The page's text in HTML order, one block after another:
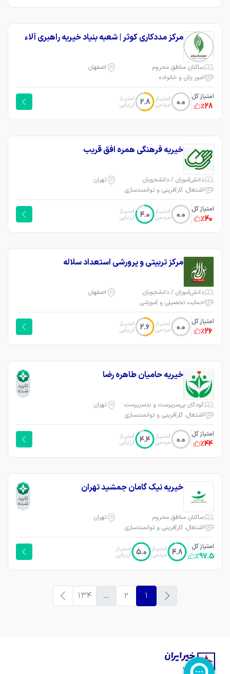
مرکز مددکاری کوثر | شعبه بنیاد خیریه راهبری آلاء
ساکنان مناطق محروم
اصفهان
امور زنان و خانواده
امتیاز کل
٪28 0.0 امتیــاز
مردمی 2.8 امتیــاز
ارزیابی
خیریه فرهنگی همره افق قریب
دانش‌آموزان / دانشجویان
تهران
اشتغال، کارآفرینی و توانمندسازی
امتیاز کل
٪40 0.0 امتیــاز
مردمی 4.0 امتیــاز
ارزیابی
مرکز تربیتی و پرورشی استعداد سلاله
دانش‌آموزان / دانشجویان
اصفهان
حمایت تحصیلی و آموزشی
امتیاز کل
٪26 0.0 امتیــاز
مردمی 2.6 امتیــاز
ارزیابی
خیریه حامیان طاهره رضا
کودکان بی‌سرپرست و بدسرپرست
تهران
اشتغال، کارآفرینی و توانمندسازی
امتیاز کل
٪44 0.0 امتیــاز
مردمی 4.4 امتیــاز
ارزیابی
خیریه نیک گامان جمشید تهران
ساکنان مناطق محروم
تهران
اشتغال، کارآفرینی و توانمندسازی
امتیاز کل
٪97.5 4.8 امتیــاز
مردمی 5.0 امتیــاز
ارزیابی
1
2
...
134